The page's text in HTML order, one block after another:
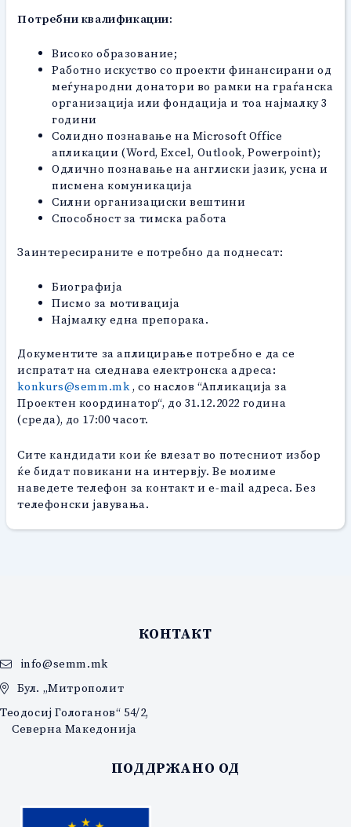
Потребни квалификации:
Високо образование;
Работно искуство со проекти финансирани од
меѓународни донатори во рамки на граѓанска
организација или фондација и тоа најмалку 3
години
Солидно познавање на Microsoft Office
апликации (Word, Excel, Outlook, Powerpoint);
Одлично познавање на англиски јазик, усна и
писмена комуникација
Силни организациски вештини
Способност за тимска работа
Заинтересираните е потребно да поднесат:
Биографија
Писмо за мотивација
Најмалку една препорака.
Документите за аплицирање потребно е да се
испратат на следнава електронска адреса:
konkurs@semm.mk, со наслов “Апликација за
Проектен координатор“, дo 31.12.2022 година
(среда), до 17:00 часот.
Сите кандидати кои ќе влезат во потесниот избор
ќе бидат повикани на интервју. Ве молиме
наведете телефон за контакт и e-mail адреса. Без
телефонски јавувања.
КОНТАКТ
info@semm.mk
Бул. „Митрополит
Теодосиј Гологанов“ 54/2,
Северна Македонија
ПОДДРЖАНО ОД